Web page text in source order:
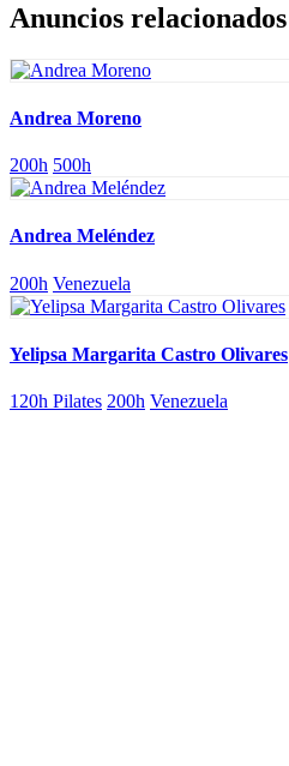
Anuncios relacionados
Andrea Moreno
200h 500h
Andrea Meléndez
200h Venezuela
Yelipsa Margarita Castro Olivares
120h Pilates 200h Venezuela